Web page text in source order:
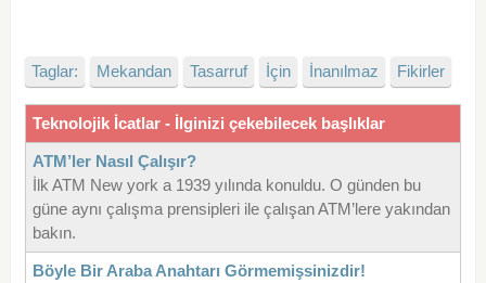
Taglar: Mekandan Tasarruf İçin İnanılmaz Fikirler
Teknolojik İcatlar - İlginizi çekebilecek başlıklar
ATM’ler Nasıl Çalışır?
İlk ATM New york a 1939 yılında konuldu. O günden bu
güne aynı çalışma prensipleri ile çalışan ATM’lere yakından
bakın.
Böyle Bir Araba Anahtarı Görmemişsinizdir!